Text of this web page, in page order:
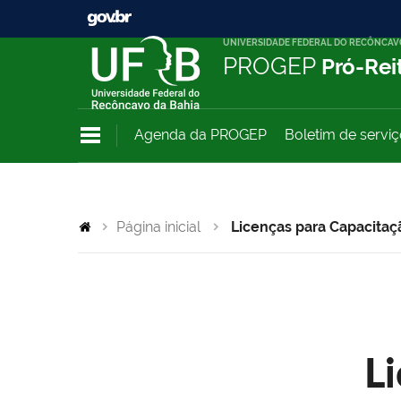
UNIVERSIDADE FEDERAL DO
PROGEP Pró-
Agenda da PROGEP Boletim de
Página inicial Licenças para